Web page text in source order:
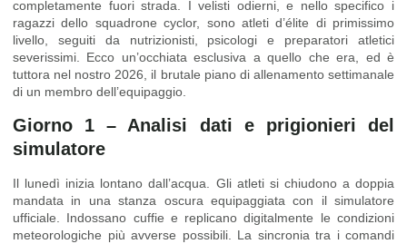
completamente fuori strada. I velisti odierni, e nello specifico i
ragazzi dello squadrone cyclor, sono atleti d’élite di primissimo
livello, seguiti da nutrizionisti, psicologi e preparatori atletici
severissimi. Ecco un’occhiata esclusiva a quello che era, ed è
tuttora nel nostro 2026, il brutale piano di allenamento settimanale
di un membro dell’equipaggio.
Giorno 1 – Analisi dati e prigionieri del
simulatore
Il lunedì inizia lontano dall’acqua. Gli atleti si chiudono a doppia
mandata in una stanza oscura equipaggiata con il simulatore
ufficiale. Indossano cuffie e replicano digitalmente le condizioni
meteorologiche più avverse possibili. La sincronia tra i comandi